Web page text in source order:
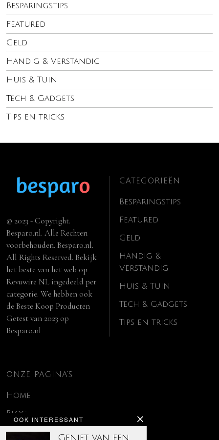
Besparingstips
Featured
Geld
Handig & Verstandig
Huis & Tuin
Tech & Gadgets
Tips en tricks
OOK INTERESSANT
Geniet van een
© 2023 - Copyright.
Besparo.nl. Alle Rechten
voorbehouden. Besparo.nl.
All Rights Reserved. Bekijk
het beste van het web op
Revuwire NL ingedeeld per
categorie. We hebben ook
deBeste Koop Producten
Getest van 2023 op
Besparo.nl
CATEGORIEËN
Besparingstips
Featured
Geld
Handig &
Verstandig
Huis & Tuin
Tech & Gadgets
Tips en tricks
ONZE PAGINA’S
Home
Blog
Contact